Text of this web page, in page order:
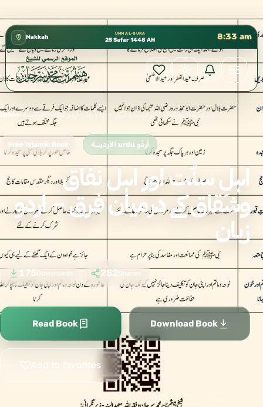
Makkah
UMM AL-QURA
25 Safar 1448 AH 8:33 am
Home الأرديـــة urdu اُردُو
Free Islamic Book الأرديـــة urdu اُردُو
اہلِ سنّت اور اہل نفاق
وشقاق کے درمیان فرق – اردو
زبان
175Downloads 252Shares
Read Book Download Book
Add to favorites